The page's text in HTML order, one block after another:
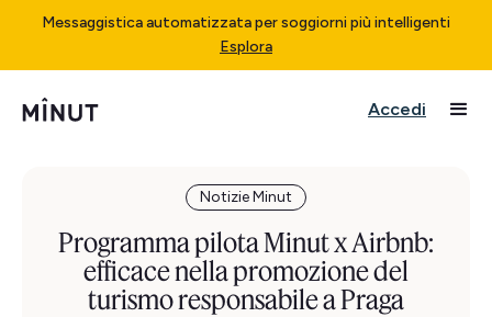
Messaggistica automatizzata per soggiorni più intelligenti
Esplora
Accedi
Notizie Minut
Programma pilota Minut x Airbnb:
efficace nella promozione del
turismo responsabile a Praga